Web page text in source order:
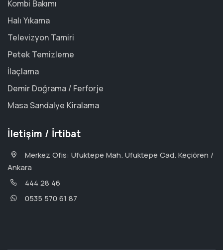
Kombi Bakımı
Halı Yıkama
Televizyon Tamiri
Petek Temizleme
İlaçlama
Demir Doğrama / Ferforje
Masa Sandalye Kiralama
İletişim / İrtibat
Merkez Ofis: Ufuktepe Mah. Ufuktepe Cad. Keçiören /
Ankara
444 28 46
0535 570 61 87